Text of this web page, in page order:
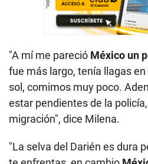
"A mí me pareció México un
fue más largo, tenía llagas
sol, comimos muy poco.
estar pendientes de la
migración", dice Milena.
"La selva del Darién es dura